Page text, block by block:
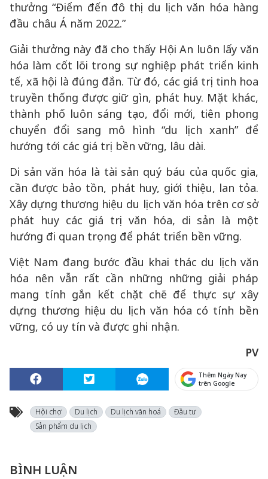
thưởng “Điểm đến đô thị du lịch văn hóa hàng
đầu châu Á năm 2022.”
Giải thưởng này đã cho thấy Hội An luôn lấy văn
hóa làm cốt lõi trong sự nghiệp phát triển kinh
tế, xã hội là đúng đắn. Từ đó, các giá trị tinh hoa
truyền thống được giữ gìn, phát huy. Mặt khác,
thành phố luôn sáng tạo, đổi mới, tiên phong
chuyển đổi sang mô hình “du lịch xanh” để
hướng tới các giá trị bền vững, lâu dài.
Di sản văn hóa là tài sản quý báu của quốc gia,
cần được bảo tồn, phát huy, giới thiệu, lan tỏa.
Xây dựng thương hiệu du lịch văn hóa trên cơ sở
phát huy các giá trị văn hóa, di sản là một
hướng đi quan trọng để phát triển bền vững.
Việt Nam đang bước đầu khai thác du lịch văn
hóa nên vẫn rất cần những những giải pháp
mang tính gắn kết chặt chẽ để thực sự xây
dựng thương hiệu du lịch văn hóa có tính bền
vững, có uy tín và được ghi nhận.
PV
Thêm Ngày Nay
trên Google
Hội chợ Du lịch Du lịch văn hoá
Đầu tư
Sản phẩm du lịch
BÌNH LUẬN